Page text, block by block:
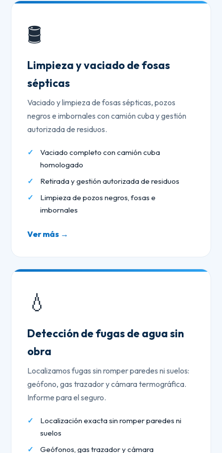
🛢️
Limpieza y vaciado de fosas
sépticas
Vaciado y limpieza de fosas sépticas, pozos
negros e imbornales con camión cuba y gestión
autorizada de residuos.
Vaciado completo con camión cuba
homologado
Retirada y gestión autorizada de residuos
Limpieza de pozos negros, fosas e
imbornales
Ver más →
💧
Detección de fugas de agua sin
obra
Localizamos fugas sin romper paredes ni suelos:
geófono, gas trazador y cámara termográfica.
Informe para el seguro.
Localización exacta sin romper paredes ni
suelos
Geófonos, gas trazador y cámara